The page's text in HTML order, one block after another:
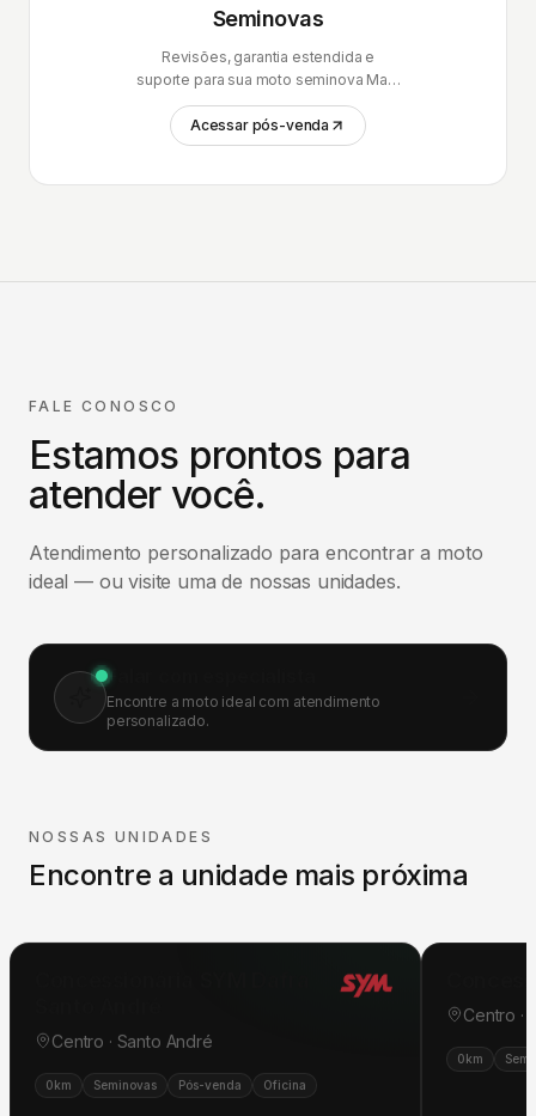
Seminovas
Revisões, garantia estendida e
suporte para sua moto seminova Mais
Brasil.
Acessar pós-venda
FALE CONOSCO
Estamos prontos para
atender você.
Atendimento personalizado para encontrar a moto
ideal — ou visite uma de nossas unidades.
Falar com especialista
Encontre a moto ideal com atendimento
personalizado.
NOSSAS UNIDADES
Encontre a unidade mais próxima